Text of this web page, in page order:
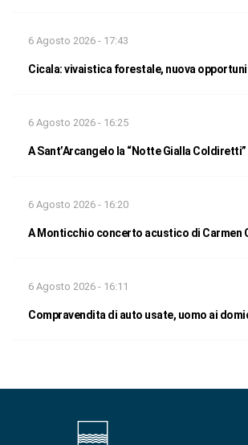
6 Agosto 2026 - 17:43
Cicala: vivaistica forestale, nuova
6 Agosto 2026 - 16:25
A Sant’Arcangelo la “Notte Gialla Coldiretti”
6 Agosto 2026 - 16:20
A Monticchio concerto acustico di Carmen
6 Agosto 2026 - 16:11
Compravendita di auto usate, uomo ai